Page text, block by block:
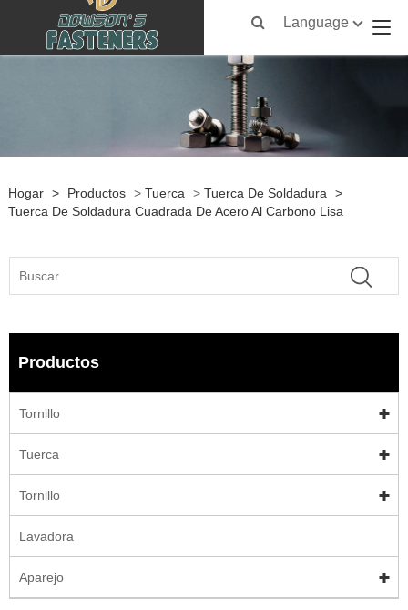
Language
Hogar > Productos > Tuerca > Tuerca De Soldadura
>
Tuerca De Soldadura Cuadrada De Acero Al Carbono Lisa
Productos
Tornillo
Tuerca
Tornillo
Lavadora
Aparejo